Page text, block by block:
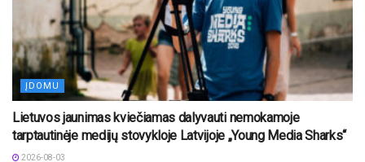
ĮDOMU
Lietuvos jaunimas kviečiamas dalyvauti nemokamoje
tarptautinėje medijų stovykloje Latvijoje „Young Media Sharks“
2026-08-03